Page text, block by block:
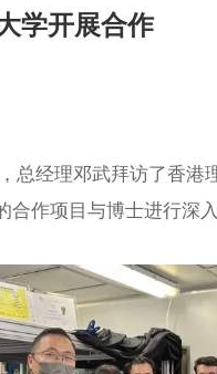
学开展合作
总经理邓武拜访了香港
合作项目与博士进行深入